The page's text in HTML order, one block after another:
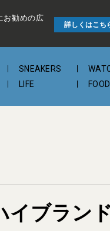
お勧めの広
詳しくはこち
SNEAKERS
LIFE
イブラン